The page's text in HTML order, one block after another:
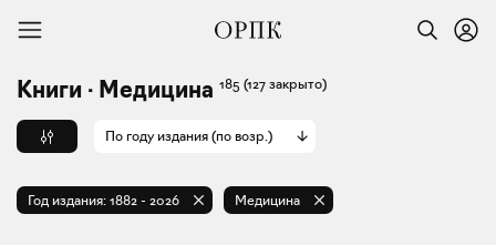
Книги · Медицина 185 (127 закрыто)
По году издания (по возр.)
Год издания: 1882 - 2026 Медицина